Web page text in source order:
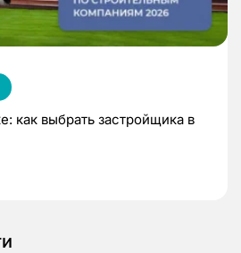
как выбрать застройщика в